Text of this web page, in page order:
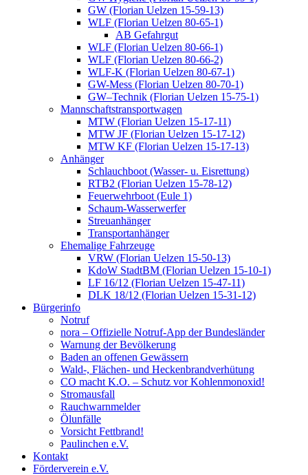
GW (Florian Uelzen 15-59-13)
WLF (Florian Uelzen 80-65-1)
AB Gefahrgut
WLF (Florian Uelzen 80-66-1)
WLF (Florian Uelzen 80-66-2)
WLF-K (Florian Uelzen 80-67-1)
GW-Mess (Florian Uelzen 80-70-1)
GW–Technik (Florian Uelzen 15-75-1)
Mannschaftstransportwagen
MTW (Florian Uelzen 15-17-11)
MTW JF (Florian Uelzen 15-17-12)
MTW KF (Florian Uelzen 15-17-13)
Anhänger
Schlauchboot (Wasser- u. Eisrettung)
RTB2 (Florian Uelzen 15-78-12)
Feuerwehrboot (Eule 1)
Schaum-Wasserwerfer
Streuanhänger
Transportanhänger
Ehemalige Fahrzeuge
VRW (Florian Uelzen 15-50-13)
KdoW StadtBM (Florian Uelzen 15-10-1)
LF 16/12 (Florian Uelzen 15-47-11)
DLK 18/12 (Florian Uelzen 15-31-12)
Bürgerinfo
Notruf
nora – Offizielle Notruf-App der Bundesländer
Warnung der Bevölkerung
Baden an offenen Gewässern
Wald-, Flächen- und Heckenbrandverhütung
CO macht K.O. – Schutz vor Kohlenmonoxid!
Stromausfall
Rauchwarnmelder
Ölunfälle
Vorsicht Fettbrand!
Paulinchen e.V.
Kontakt
Förderverein e.V.